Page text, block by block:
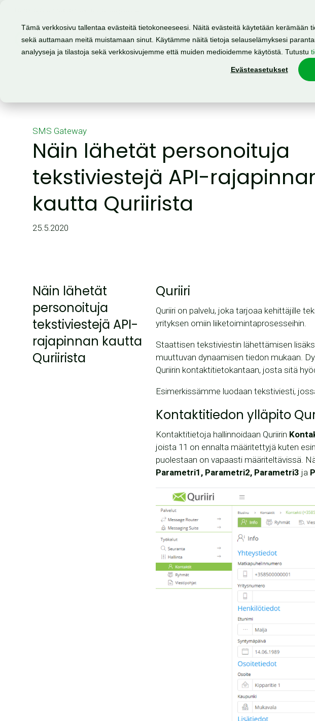
Tämä verkkosivu tallentaa evästeitä tietokoneeseesi. Näitä evästeitä käytetään kerämään
sekä auttamaan meitä muistamaan sinut. Käytämme näitä tietoja selauselämyksesi
analyyseja ja tilastoja sekä verkkosivujemme että muiden medioidemme käytöstä. Tutustu
Evästeasetukset
Tuote Mahdollisuudet Resurssit
SMS Gateway
Näin lähetät personoituja
tekstiviestejä API-
kautta Quriirista
25.5.2020
Näin lähetät
personoituja
tekstiviestejä API-
rajapinnan kautta
Quriirista
Quriiri
Quriiri on palvelu, joka tarjoaa kehittäjille
yrityksen omiin liiketoimintaprosesseihin.
Staattisen tekstiviestin lähettämisen
muuttuvan dynaamisen tiedon mukaan.
Quriirin kontaktitietokantaan, josta sitä
Esimerkissämme luodaan tekstiviesti,
Kontaktitiedon ylläpito
Kontaktitietoja hallinnoidaan Quriirin
joista 11 on ennalta määritettyjä kuten
puolestaan on vapaasti määriteltävissä.
Parametri1, Parametri2, Parametri3 ja